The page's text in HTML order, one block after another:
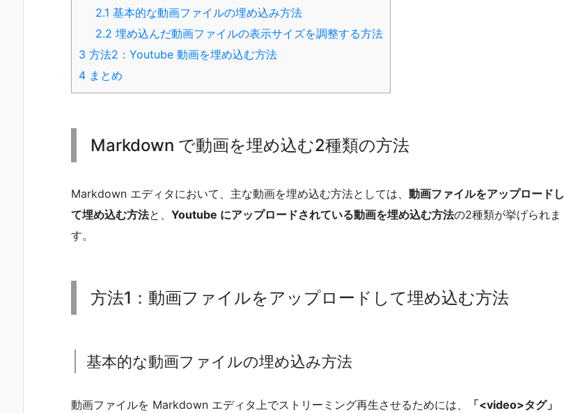
2.1 基本的な動画ファイルの埋め込み方法
2.2 埋め込んだ動画ファイルの表示サイズを調整する方法
3 方法2：Youtube 動画を埋め込む方法
4 まとめ
Markdown で動画を埋め込む2種類の方法
Markdown エディタにおいて、主な動画を埋め込む方法としては、 動画ファイルをアップロードし
て埋め込む方法と、 Youtube にアップロードされている動画を埋め込む方法の2種類が挙げられま
す。
方法1：動画ファイルをアップロードして埋め込む方法
基本的な動画ファイルの埋め込み方法
動画ファイルを Markdown エディタ上でストリーミング再生させるためには、
「<video>タグ」